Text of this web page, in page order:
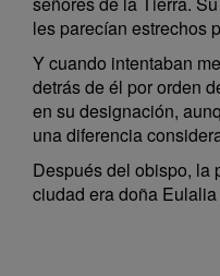
les parecían estrechos
Y cuando intentaban
detrás de él por orden
en su designación,
una diferencia
Después del obispo, la
ciudad era doña